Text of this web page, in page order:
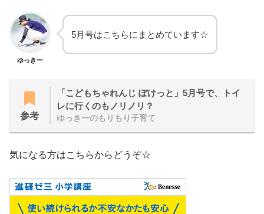
ゆっきー
5月号はこちらにまとめています☆
参考
「こどもちゃれんじ ぽけっと」5月号で、トイ
レに行くのもノリノリ？
ゆっきーのもりもり子育て
気になる方はこちらからどうぞ☆